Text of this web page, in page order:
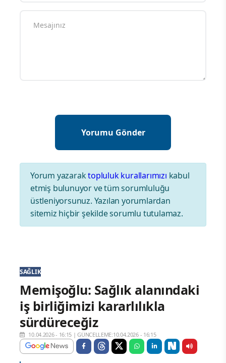
Yorum yazaraktopluluk kurallarımızı kabul
etmiş bulunuyor ve tüm sorumluluğu
üstleniyorsunuz. Yazılan yorumlardan
sitemiz hiçbir şekilde sorumlu tutulamaz.
SAĞLIK
Memişoğlu: Sağlık alanındaki
iş birliğimizi kararlılıkla
sürdüreceğiz
10.04.2026 - 16:15 |GÜNCELLEME:10.04.2026 - 16:15